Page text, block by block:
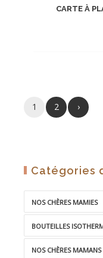
CARTE À
1 2 ›
Catégories
NOS CHÈRES MAMIES
BOUTEILLES
NOS CHÈRES MAMANS